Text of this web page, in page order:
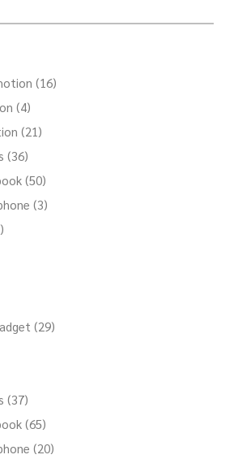
(16)
(4)
(21)
(36)
(50)
(3)
(29)
(37)
(65)
(20)